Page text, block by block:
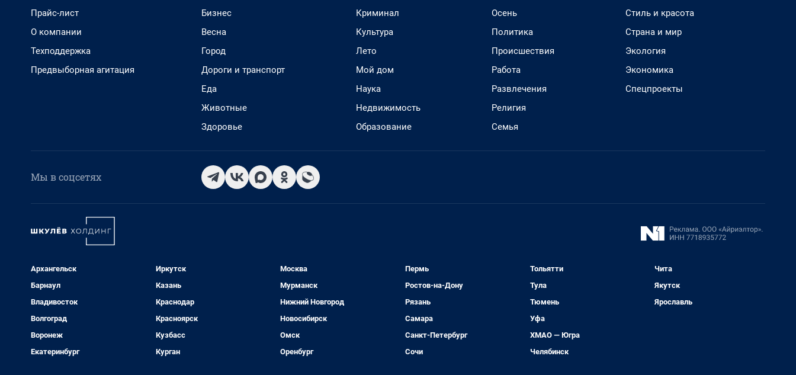
Прайс-лист
О компании
Техподдержка
Предвыборная агитация
Бизнес
Весна
Город
Дороги и транспорт
Еда
Животные
Здоровье
Криминал
Культура
Лето
Мой дом
Наука
Недвижимость
Образование
Осень
Политика
Происшествия
Работа
Развлечения
Религия
Семья
Стиль и красота
Страна и мир
Экология
Экономика
Спецпроекты
Мы в соцсетях
Архангельск
Барнаул
Владивосток
Волгоград
Воронеж
Екатеринбург
Иркутск
Казань
Краснодар
Красноярск
Кузбасс
Курган
Москва
Мурманск
Нижний Новгород
Новосибирск
Омск
Оренбург
Пермь
Ростов-на-Дону
Рязань
Самара
Санкт-Петербург
Сочи
Тольятти
Тула
Тюмень
Уфа
ХМАО — Югра
Челябинск
Чита
Якутск
Ярославль